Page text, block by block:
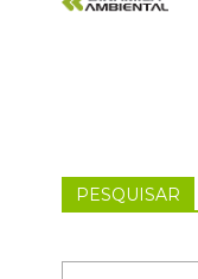
PESQUISAR